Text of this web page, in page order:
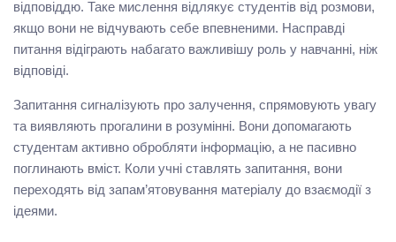
відповіддю. Таке мислення відлякує студентів від розмови,
якщо вони не відчувають себе впевненими. Насправді
питання відіграють набагато важливішу роль у навчанні, ніж
відповіді.
Запитання сигналізують про залучення, спрямовують увагу
та виявляють прогалини в розумінні. Вони допомагають
студентам активно обробляти інформацію, а не пасивно
поглинають вміст. Коли учні ставлять запитання, вони
переходять від запам’ятовування матеріалу до взаємодії з
ідеями.